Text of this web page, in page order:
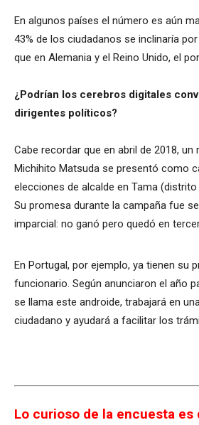
En algunos países el número es aún
43% de los ciudadanos se inclinaría
que en Alemania y el Reino Unido, el
¿Podrían los cerebros digitales
dirigentes políticos?
Cabe recordar que en abril de 2018, un
Michihito Matsuda se presentó como
elecciones de alcalde en Tama (distrito
Su promesa durante la campaña fue
imparcial: no ganó pero quedó en
En Portugal, por ejemplo, ya tienen su
funcionario. Según anunciaron el año
se llama este androide, trabajará en
ciudadano y ayudará a facilitar los
Lo curioso de la encuesta es